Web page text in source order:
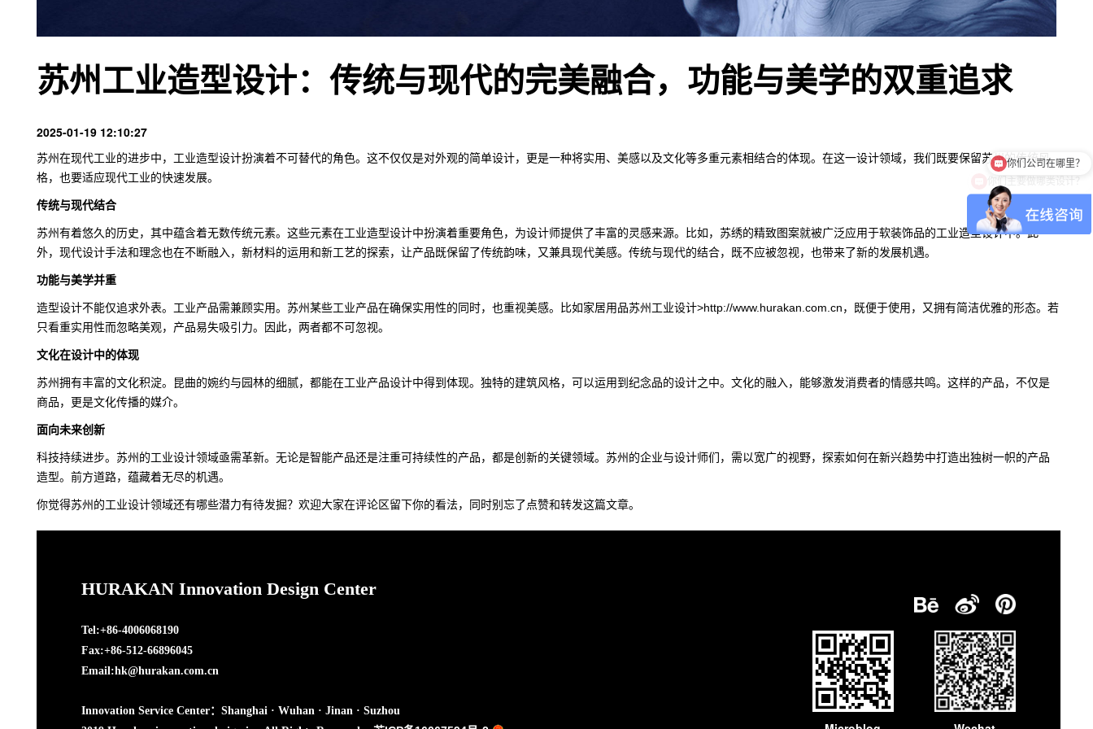
苏州工业造型设计：传统与现代的完美融合，功能与美学的双重追求
2025-01-19 12:10:27
苏州在现代工业的进步中，工业造型设计扮演着不可替代的角色。这不仅仅是对外观的简单设计，更是一种将实用、美感以及文化等多重元素相结合的体现。在这一设计领域，我们既要保留苏州的传统风
格，也要适应现代工业的快速发展。
传统与现代结合
苏州有着悠久的历史，其中蕴含着无数传统元素。这些元素在工业造型设计中扮演着重要角色，为设计师提供了丰富的灵感来源。比如，苏绣的精致图案就被广泛应用于软装饰品的工业造型设计中。此
外，现代设计手法和理念也在不断融入，新材料的运用和新工艺的探索，让产品既保留了传统韵味，又兼具现代美感。传统与现代的结合，既不应被忽视，也带来了新的发展机遇。
功能与美学并重
造型设计不能仅追求外表。工业产品需兼顾实用。苏州某些工业产品在确保实用性的同时，也重视美感。比如家居用品苏州工业设计>http://www.hurakan.com.cn，既便于使用，又拥有简洁优雅的形态。若
只看重实用性而忽略美观，产品易失吸引力。因此，两者都不可忽视。
文化在设计中的体现
苏州拥有丰富的文化积淀。昆曲的婉约与园林的细腻，都能在工业产品设计中得到体现。独特的建筑风格，可以运用到纪念品的设计之中。文化的融入，能够激发消费者的情感共鸣。这样的产品，不仅是
商品，更是文化传播的媒介。
面向未来创新
科技持续进步。苏州的工业设计领域亟需革新。无论是智能产品还是注重可持续性的产品，都是创新的关键领域。苏州的企业与设计师们，需以宽广的视野，探索如何在新兴趋势中打造出独树一帜的产品
造型。前方道路，蕴藏着无尽的机遇。
你觉得苏州的工业设计领域还有哪些潜力有待发掘？欢迎大家在评论区留下你的看法，同时别忘了点赞和转发这篇文章。
HURAKAN Innovation Design Center
Tel:+86-4006068190
Fax:+86-512-66896045
Email:hk@hurakan.com.cn
Innovation Service Center：Shanghai · Wuhan · Jinan · Suzhou
你们主要做哪类设计？